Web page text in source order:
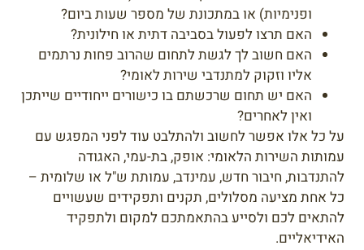
ופנימיות) או במתכונת של מספר שעות ביום?
האם תרצו לפעול בסביבה דתית או חילונית?
האם חשוב לך לגשת לתחום שהרוב פחות נרתמים
אליו וזקוק למתנדבי שירות לאומי?
האם יש תחום שרכשתם בו כישורים ייחודיים שייתכן
ואין לאחרים?
על כל אלו אפשר לחשוב ולהתלבט עוד לפני המפגש עם
עמותות השירות הלאומי: אופק, בת-עמי, האגודה
להתנדבות, חיבור חדש, עמינדב, עמותת ש"ל או שלומית –
כל אחת מציעה מסלולים, תקנים ותפקידים שעשויים
להתאים לכם ולסייע בהתאמתכם למקום ולתפקיד
האידיאליים.